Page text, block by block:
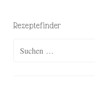
Rezeptefinder